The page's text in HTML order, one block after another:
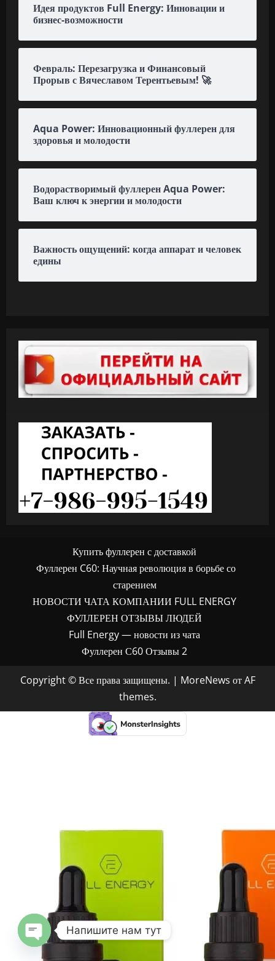
Идея продуктов Full Energy: Инновации и
бизнес-возможности
Февраль: Перезагрузка и Финансовый
Прорыв с Вячеславом Терентьевым! 🚀
Aqua Power: Инновационный фуллерен для
здоровья и молодости
Водорастворимый фуллерен Aqua Power:
Ваш ключ к энергии и молодости
Важность ощущений: когда аппарат и человек
едины
Купить фуллерен с доставкой
Фуллерен C60: Научная революция в борьбе со
старением
НОВОСТИ ЧАТА КОМПАНИИ FULL ENERGY
ФУЛЛЕРЕН ОТЗЫВЫ ЛЮДЕЙ
Full Energy — новости из чата
Фуллерен С60 Отзывы 2
Copyright © Все права защищены. | MoreNews от AF
themes.
Напишите нам тут
OPEN